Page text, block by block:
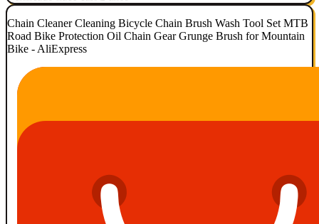
Chain Cleaner Cleaning Bicycle Chain Brush Wash Tool Set MTB
Road Bike Protection Oil Chain Gear Grunge Brush for Mountain
Bike - AliExpress